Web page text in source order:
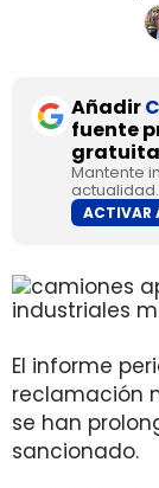
Añadir
fuente
Mantente
actualidad.
ACTIVAR
El informe
reclamación
se han
sancionado.